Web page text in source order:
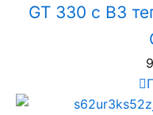
GT 330 с B3